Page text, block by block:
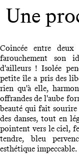
Une
Coincée entre
farouchement son
d'ailleurs ! Isolée
petite île a pris des
rien qu'à elle,
offrandes de l'aube
beauté qui fait sourire
des danses, tout en
pointent vers le ciel,
tendre, bleu
esthétique impeccable.